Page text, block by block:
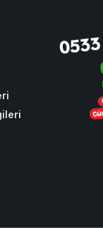
1 ay önce
CHP
İttifakı